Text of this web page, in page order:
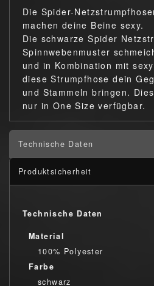
Die Spider-
machen deine Beine sexy.
Die schwarze Spider
Spinnwebenmuster
und in Kombination mit
diese Strumpfhose dein
und Stammeln bringen.
nur in One Size verfügbar.
Technische Daten
Produktsicherheit
Technische Daten
Material
100% Polyester
Farbe
schwarz